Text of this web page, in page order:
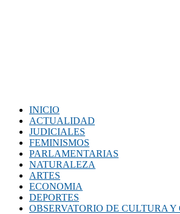
INICIO
ACTUALIDAD
JUDICIALES
FEMINISMOS
PARLAMENTARIAS
NATURALEZA
ARTES
ECONOMIA
DEPORTES
OBSERVATORIO DE CULTURA